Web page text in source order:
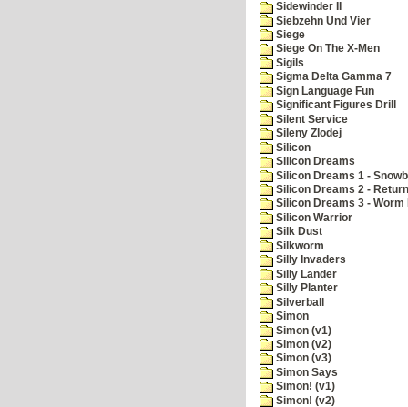
Sidewinder II
Siebzehn Und Vier
Siege
Siege On The X-Men
Sigils
Sigma Delta Gamma 7
Sign Language Fun
Significant Figures Drill
Silent Service
Sileny Zlodej
Silicon
Silicon Dreams
Silicon Dreams 1 -
Silicon Dreams 2 -
Silicon Dreams 3 - Worm
Silicon Warrior
Silk Dust
Silkworm
Silly Invaders
Silly Lander
Silly Planter
Silverball
Simon
Simon (v1)
Simon (v2)
Simon (v3)
Simon Says
Simon! (v1)
Simon! (v2)